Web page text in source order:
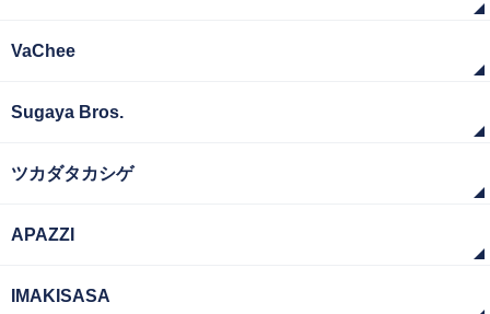
VaChee
Sugaya Bros.
ツカダタカシゲ
APAZZI
IMAKISASA